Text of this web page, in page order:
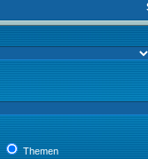
Themen